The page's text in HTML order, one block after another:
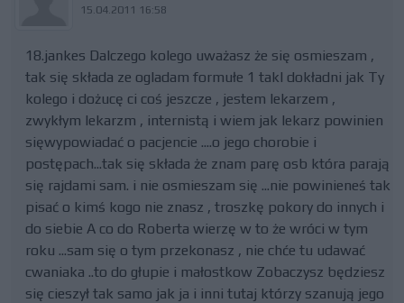
15.04.2011 16:58
18.jankes Dalczego kolego uważasz że się osmieszam ,
tak się składa ze ogladam formułe 1 takl dokładni jak Ty
kolego i dożucę ci coś jeszcze , jestem lekarzem ,
zwykłym lekarzm , internistą i wiem jak lekarz powinien
sięwypowiadać o pacjencie ....o jego chorobie i
postępach...tak się składa że znam parę osb która parają
się rajdami sam. i nie osmieszam się ...nie powinieneś tak
pisać o kimś kogo nie znasz , troszkę pokory do innych i
do siebie A co do Roberta wierzę w to że wróci w tym
roku ...sam się o tym przekonasz , nie chće tu udawać
cwaniaka ..to do głupie i małostkow Zobaczysz będziesz
się cieszył tak samo jak ja i inni tutaj którzy szanują jego